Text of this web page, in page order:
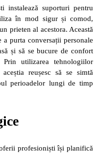
instalează suporturi pentru
în mod sigur și comod,
prieten al acestora. Această
purta conversații personale
și să se bucure de confort
utilizarea tehnologiilor
reușesc să se simtă
perioadelor lungi de timp
profesioniști își planifică